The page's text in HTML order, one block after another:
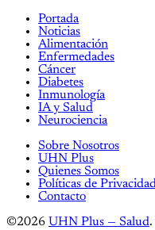
Portada
Noticias
Alimentación
Enfermedades
Cáncer
Diabetes
Inmunología
IA y Salud
Neurociencia
Sobre Nosotros
UHN Plus
Quienes Somos
Políticas de
Contacto
©2026 UHN Plus — Salud.